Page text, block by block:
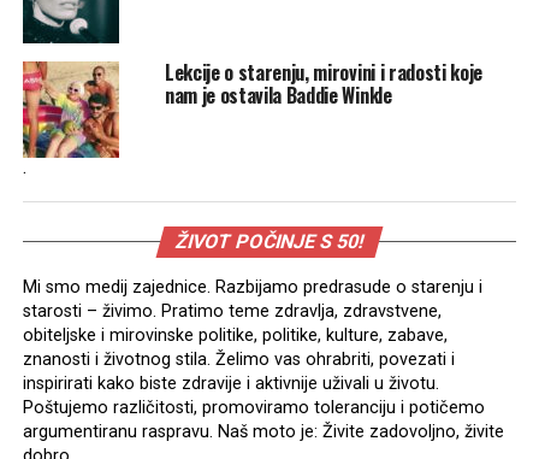
Lekcije o starenju, mirovini i radosti koje
nam je ostavila Baddie Winkle
.
ŽIVOT POČINJE S 50!
Mi smo medij zajednice. Razbijamo predrasude o starenju i
starosti – živimo. Pratimo teme zdravlja, zdravstvene,
obiteljske i mirovinske politike, politike, kulture, zabave,
znanosti i životnog stila. Želimo vas ohrabriti, povezati i
inspirirati kako biste zdravije i aktivnije uživali u životu.
Poštujemo različitosti, promoviramo toleranciju i potičemo
argumentiranu raspravu. Naš moto je: Živite zadovoljno, živite